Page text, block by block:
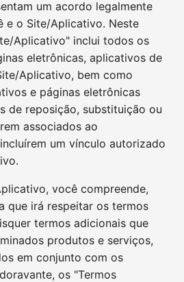
um acordo legalmente
e o Site/Aplicativo. Neste
Aplicativo" inclui todos os
eletrônicas, aplicativos de
Aplicativo, bem como
e páginas eletrônicas
de reposição, substituição ou
associados ao
um vínculo autorizado
você compreende,
que irá respeitar os termos
termos adicionais que
produtos e serviços,
em conjunto com os
os "Termos